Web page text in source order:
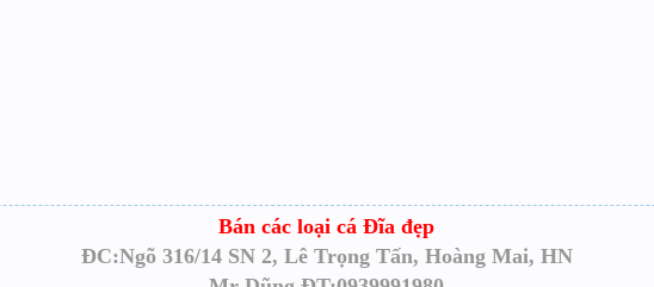
Bán các loại cá Đĩa đẹp
ĐC:Ngõ 316/14 SN 2, Lê Trọng Tấn, Hoàng Mai, HN